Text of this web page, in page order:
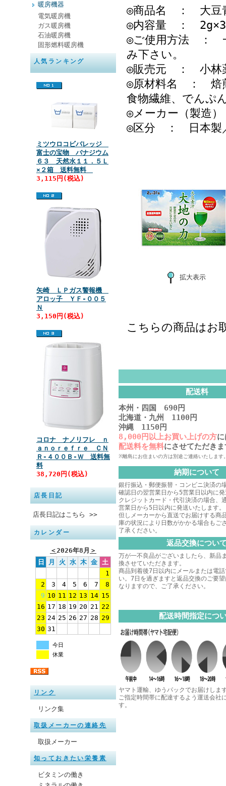
暖房機器
電気暖房機
ガス暖房機
石油暖房機
固形燃料暖房機
人気ランキング
ミツウロコビバレッジ
富士の宝物 バナジウム
６３ 天然水１１．５Ｌ
×２箱 送料無料
3,115円(税込)
矢崎 ＬＰガス警報機
アロッ子 ＹＦ‐００５
Ｎ
3,150円(税込)
コロナ ナノリフレ ｎ
ａｎｏｒｅｆｒｅ ＣＮ
Ｒ‐４００Ｂ‐Ｗ 送料無
料
38,720円(税込)
店長日記
店長日記はこちら >>
カレンダー
＜2026年8月 ＞
日
月 火 水 木 金 土
1
2
3 4 5 6 7
8
9 10 11 12 13 14 15
16 17 18 19 20 21 22
23 24 25 26 27 28 29
30 31
今日
休業
リンク
リンク集
取扱メーカーの連絡先
取扱メーカー
知っておきたい栄養素
ビタミンの働き
◎商品名 ： 大豆
◎内容量 ：
◎ご使用方法 ：
み下さい。
◎販売元 ： 小林
◎原材料名 ： 焙
食物繊維、でんぷ
◎メーカー（製造
◎区分 ： 日本製
拡大表示
こちらの商品はお
配送料
本州・四国 690円
北海道・九州 1100円
沖縄 1150円
8,000円以上お買い上げの方
配送料を無料にさせてただき
※離島にお住まいの方は別途ご連絡いたします
納期について
銀行振込・郵便振替・コンビニ決済の
確認日の翌営業日から5営業日以内に
クレジットカード・代引決済の場合、
営業日から5日以内に発送いたします。
但しメーカーから直送でお届けする商
庫の状況により日数がかかる場合もご
了承ください。
返品交換につい
万が一不良品がございましたら、新品
換させていただきます。
商品到着後7日以内にメールまたは電
い。7日を過ぎますと返品交換のご要
なりますので、ご了承ください。
配送時間指定につ
ヤマト運輸、ゆうパックでお届けしま
ご指定時間帯に配達するよう運送会社
す。